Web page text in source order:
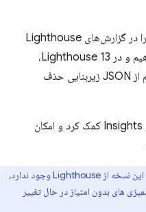
در Lighthouse 12، نمای پیش‌فرض را در گزارش‌های Lighthouse
تغییر دادیم تا این بینش‌ها را نمایش دهیم و در Lighthouse 13،
ممیزی‌های قدیمی را هم از گزارش و هم از JSON زیربنایی حذف
که به بهبود Insights کمک کرد و امکان
در این نسخه از Lighthouse وجود ندارد،
های بدون امتیاز در حال تغییر